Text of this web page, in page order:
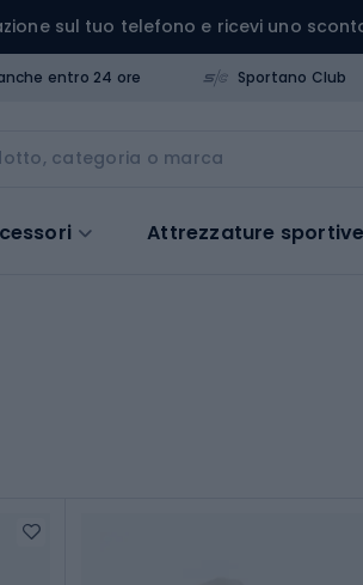
sul tuo telefono e ricevi uno
entro 24 ore Sportano Club
Attrezzature sportive